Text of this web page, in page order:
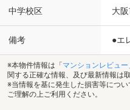
中学校区 大
備考 ●エ
※本物件情報は「 マンションレビュー
関する正確な情報、及び最新情報は
※当情報を基に発生した損害等につ
ご理解の上ご利用ください。